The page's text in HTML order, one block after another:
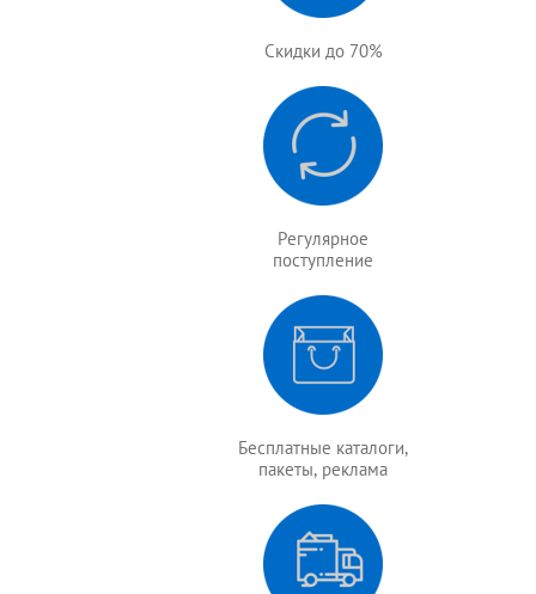
Скидки до 70%
Регулярное
поступление
Бесплатные каталоги,
пакеты, реклама